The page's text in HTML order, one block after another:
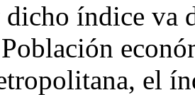
dicho índice va
el